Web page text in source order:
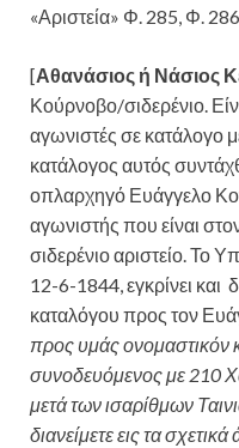
«Αριστεία» Φ. 285, Φ.
[Αθανάσιος ή Νάσιος
Κούρνοβο/σιδερένιο.
αγωνιστές σε κατάλογο
κατάλογος αυτός
οπλαρχηγό Ευάγγελο
αγωνιστής που είναι
σιδερένιο αριστείο. Το
12-6-1844, εγκρίνει και
καταλόγου προς τον
προς υμάς ονομαστικόν
συνοδευόμενος με 210
μετά των ισαρίθμων
διανείμετε εις τα σχετικά